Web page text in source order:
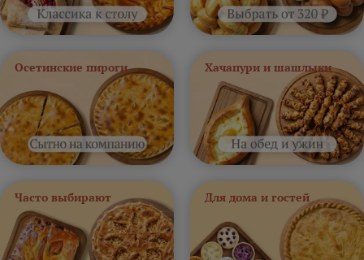
Осетинские пироги Хачапури и шашлыки
Часто выбирают Для дома и гостей